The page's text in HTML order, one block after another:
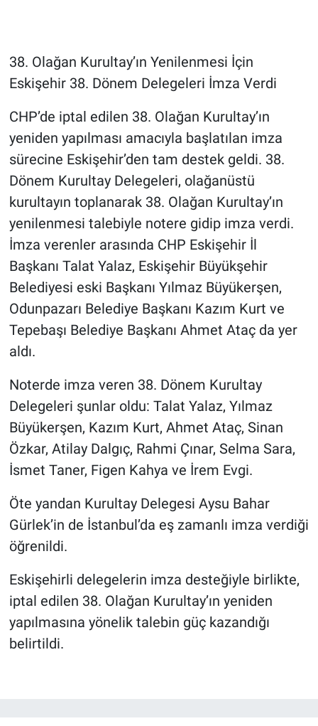
38. Olağan Kurultay’ın Yenilenmesi İçin
Eskişehir 38. Dönem Delegeleri İmza Verdi
CHP’de iptal edilen 38. Olağan Kurultay’ın
yeniden yapılması amacıyla başlatılan imza
sürecine Eskişehir’den tam destek geldi. 38.
Dönem Kurultay Delegeleri, olağanüstü
kurultayın toplanarak 38. Olağan Kurultay’ın
yenilenmesi talebiyle notere gidip imza verdi.
İmza verenler arasında CHP Eskişehir İl
Başkanı Talat Yalaz, Eskişehir Büyükşehir
Belediyesi eski Başkanı Yılmaz Büyükerşen,
Odunpazarı Belediye Başkanı Kazım Kurt ve
Tepebaşı Belediye Başkanı Ahmet Ataç da yer
aldı.
Noterde imza veren 38. Dönem Kurultay
Delegeleri şunlar oldu: Talat Yalaz, Yılmaz
Büyükerşen, Kazım Kurt, Ahmet Ataç, Sinan
Özkar, Atilay Dalgıç, Rahmi Çınar, Selma Sara,
İsmet Taner, Figen Kahya ve İrem Evgi.
Öte yandan Kurultay Delegesi Aysu Bahar
Gürlek’in de İstanbul’da eş zamanlı imza verdiği
öğrenildi.
Eskişehirli delegelerin imza desteğiyle birlikte,
iptal edilen 38. Olağan Kurultay’ın yeniden
yapılmasına yönelik talebin güç kazandığı
belirtildi.